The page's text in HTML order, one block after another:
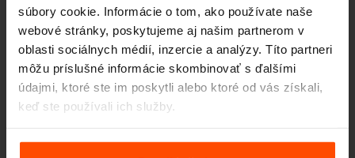
súbory cookie. Informácie o tom, ako používate naše
webové stránky, poskytujeme aj našim partnerom v
oblasti sociálnych médií, inzercie a analýzy. Títo partneri
môžu príslušné informácie skombinovať s ďalšími
údajmi, ktoré ste im poskytli alebo ktoré od vás získali,
keď ste používali ich služby.
Viac informácií nájdete na stránkeZásady zpracování
Seattle – Popup park